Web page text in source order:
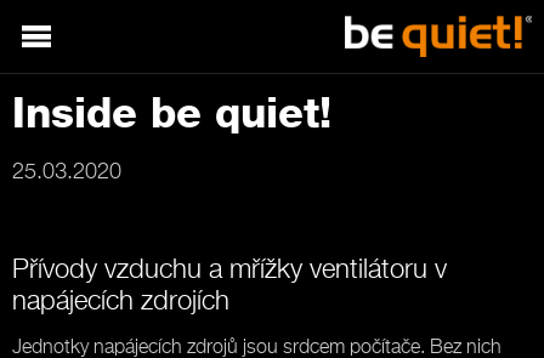
Inside be quiet!
25.03.2020
Přívody vzduchu a mřížky ventilátoru v
napájecích zdrojích
Jednotky napájecích zdrojů jsou srdcem počítače. Bez nich